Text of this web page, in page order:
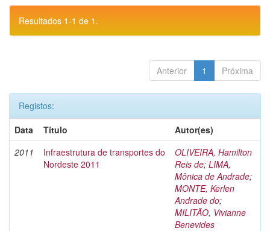
Resultados 1-1 de 1.
Anterior 1 Próxima
Registos:
Data
Título
Autor(es)
2011
Infraestrutura de transportes do
Nordeste 2011
OLIVEIRA, Hamilton
Reis de; LIMA,
Mônica de Andrade;
MONTE, Kerlen
Andrade do;
MILITÃO, Vivianne
Benevides